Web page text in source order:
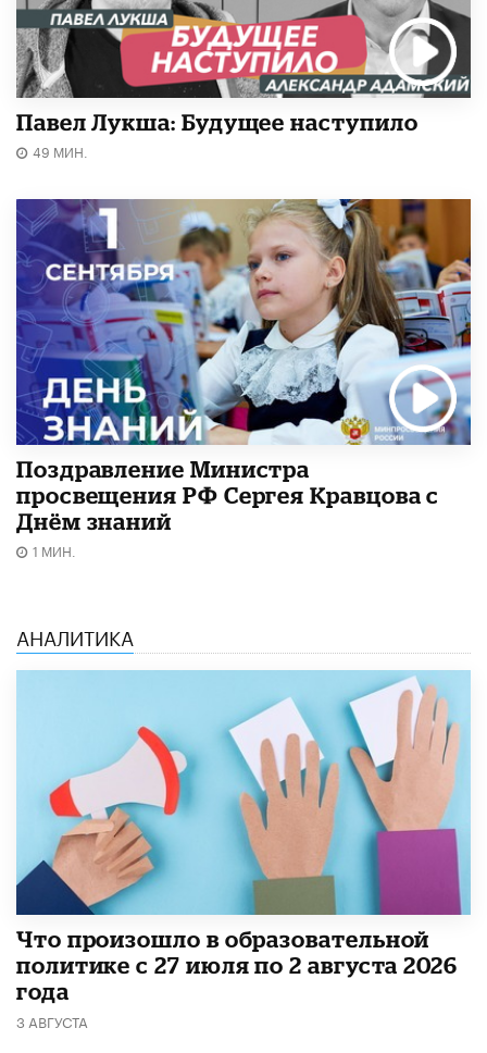
Павел Лукша: Будущее наступило
49 МИН.
Поздравление Министра
просвещения РФ Сергея Кравцова с
Днём знаний
1 МИН.
АНАЛИТИКА
​Что произошло в образовательной
политике с 27 июля по 2 августа 2026
года
3 АВГУСТА